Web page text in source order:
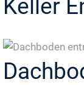
Keller